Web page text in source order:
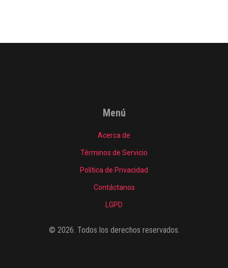
Menú
Acerca de
Términos de Servicio
Política de Privacidad
Contáctanos
LGPD
© 2026. Todos los derechos reservados.